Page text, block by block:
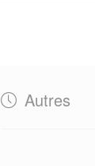
Autres